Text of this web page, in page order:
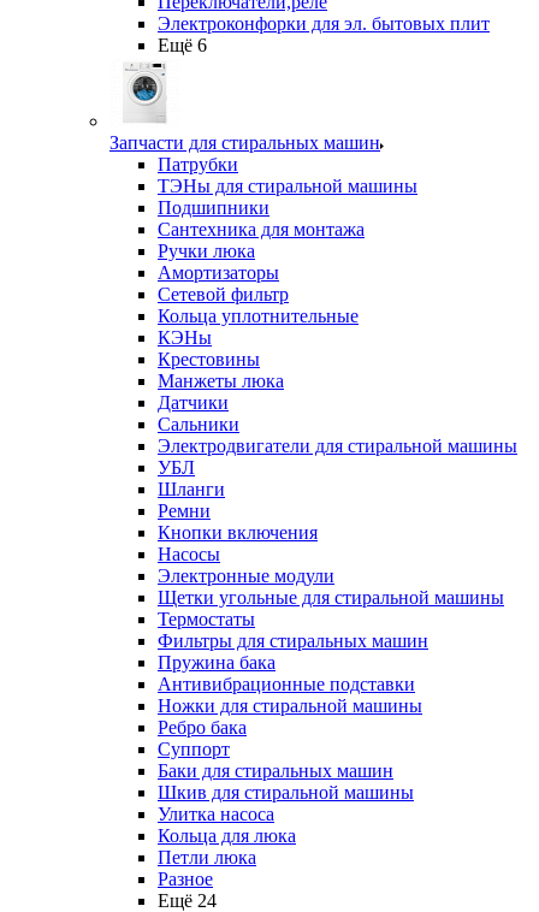
Электроконфорки для эл. бытовых плит
Ещё 6
Запчасти для стиральных машин
Патрубки
ТЭНы для стиральной машины
Подшипники
Сантехника для монтажа
Ручки люка
Амортизаторы
Сетевой фильтр
Кольца уплотнительные
КЭНы
Крестовины
Манжеты люка
Датчики
Сальники
Электродвигатели для стиральной машины
УБЛ
Шланги
Ремни
Кнопки включения
Насосы
Электронные модули
Щетки угольные для стиральной машины
Термостаты
Фильтры для стиральных машин
Пружина бака
Антивибрационные подставки
Ножки для стиральной машины
Ребро бака
Суппорт
Баки для стиральных машин
Шкив для стиральной машины
Улитка насоса
Кольца для люка
Петли люка
Разное
Ещё 24